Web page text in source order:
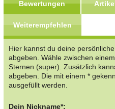
Bewertungen
Weiterempfehlen
Hier kannst du deine
abgeben. Wähle zwischen
Sternen (super). Zusätzlich
abgeben. Die mit einem *
ausgefüllt werden.
Dein Nickname*: